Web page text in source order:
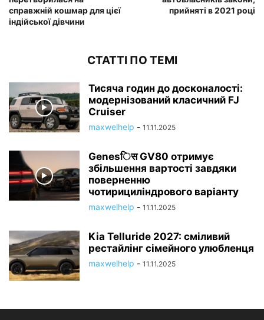
справжній кошмар для цієї
індійської дівчини
прийняті в 2021 році
СТАТТІ ПО ТЕМІ
Тисяча годин до досконалості:
модернізований класичний FJ
Cruiser
maxwelhelp - 11.11.2025
Genesिस GV80 отримує
збільшення вартості завдяки
поверненню
чотирициліндрового варіанту
maxwelhelp - 11.11.2025
Kia Telluride 2027: сміливий
рестайлінг сімейного улюбленця
maxwelhelp - 11.11.2025